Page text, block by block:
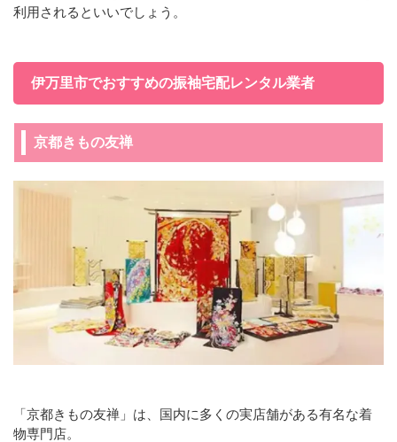
利用されるといいでしょう。
伊万里市でおすすめの振袖宅配レンタル業者
京都きもの友禅
「京都きもの友禅」は、国内に多くの実店舗がある有名な着
物専門店。